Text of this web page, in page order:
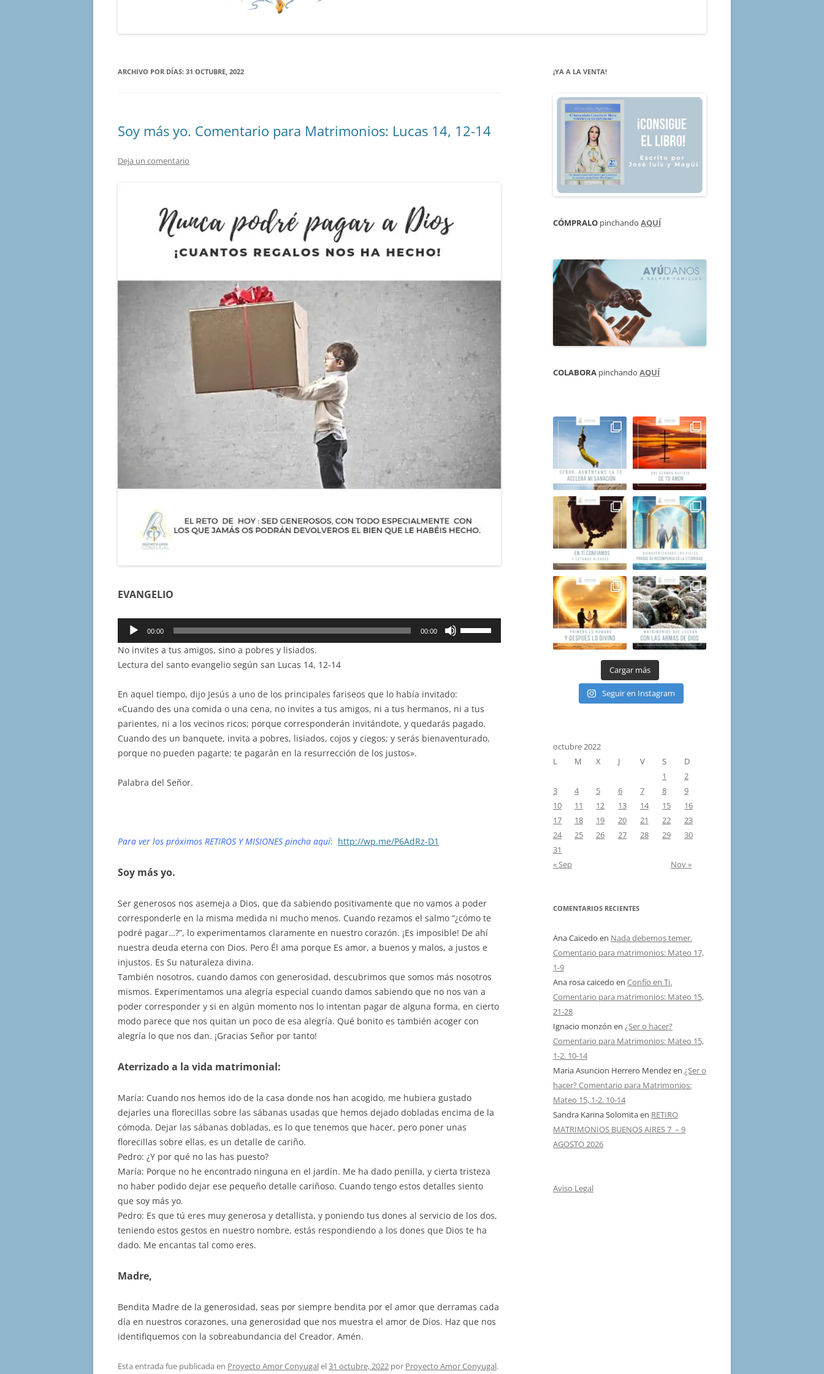
ARCHIVO POR DÍAS: 31 OCTUBRE, 2022
Soy más yo. Comentario para Matrimonios: Lucas 14, 12-14
Deja un comentario
EVANGELIO
Reproductor
audio
00:00 00:00
para
aumentar
o
No invites a tus amigos, sino a pobres y lisiados.
Lectura del santo evangelio según san Lucas 14, 12-14
En aquel tiempo, dijo Jesús a uno de los principales fariseos que lo había invitado:
«Cuando des una comida o una cena, no invites a tus amigos, ni a tus hermanos, ni a tus
parientes, ni a los vecinos ricos; porque corresponderán invitándote, y quedarás pagado.
Cuando des un banquete, invita a pobres, lisiados, cojos y ciegos; y serás bienaventurado,
porque no pueden pagarte; te pagarán en la resurrección de los justos».
Palabra del Señor.
Para ver los próximos RETIROS Y MISIONES pincha aquí: http://wp.me/P6AdRz-D1
Soy más yo.
Ser generosos nos asemeja a Dios, que da sabiendo positivamente que no vamos a poder
corresponderle en la misma medida ni mucho menos. Cuando rezamos el salmo “¿cómo te
podré pagar…?”, lo experimentamos claramente en nuestro corazón. ¡Es imposible! De ahí
nuestra deuda eterna con Dios. Pero Él ama porque Es amor, a buenos y malos, a justos e
injustos. Es Su naturaleza divina.
También nosotros, cuando damos con generosidad, descubrimos que somos más nosotros
mismos. Experimentamos una alegría especial cuando damos sabiendo que no nos van a
poder corresponder y si en algún momento nos lo intentan pagar de alguna forma, en cierto
modo parece que nos quitan un poco de esa alegría. Qué bonito es también acoger con
alegría lo que nos dan. ¡Gracias Señor por tanto!
Aterrizado a la vida matrimonial:
María: Cuando nos hemos ido de la casa donde nos han acogido, me hubiera gustado
dejarles una florecillas sobre las sábanas usadas que hemos dejado dobladas encima de la
cómoda. Dejar las sábanas dobladas, es lo que tenemos que hacer, pero poner unas
florecillas sobre ellas, es un detalle de cariño.
Pedro: ¿Y por qué no las has puesto?
María: Porque no he encontrado ninguna en el jardín. Me ha dado penilla, y cierta tristeza
no haber podido dejar ese pequeño detalle cariñoso. Cuando tengo estos detalles siento
que soy más yo.
Pedro: Es que tú eres muy generosa y detallista, y poniendo tus dones al servicio de los dos,
teniendo estos gestos en nuestro nombre, estás respondiendo a los dones que Dios te ha
dado. Me encantas tal como eres.
Madre,
Bendita Madre de la generosidad, seas por siempre bendita por el amor que derramas cada
día en nuestros corazones, una generosidad que nos muestra el amor de Dios. Haz que nos
identifiquemos con la sobreabundancia del Creador. Amén.
Esta entrada fue publicada en Proyecto Amor Conyugalel31 octubre, 2022 por Proyecto Amor Conyugal.
¡YA A LA VENTA!
CÓMPRALO pinchando AQUÍ
COLABORA pinchando AQUÍ
Cargar más
Seguir en Instagram
octubre 2022
L
M X J V S
D
1
2
3
4 5 6 7 8
9
10
11 12 13 14 15
16
17
18 19 20 21 22
23
24
25 26 27 28 29
30
31
« Sep
Nov »
COMENTARIOS RECIENTES
Ana Caicedo en Nada debemos temer.
Comentario para matrimonios: Mateo 17,
1-9
Ana rosa caicedo en Confío en Ti.
Comentario para matrimonios: Mateo 15,
21-28
Ignacio monzón en ¿Ser o hacer?
Comentario para Matrimonios: Mateo 15,
1-2. 10-14
Maria Asuncion Herrero Mendezen ¿Ser o
hacer? Comentario para Matrimonios:
Mateo 15, 1-2. 10-14
Sandra Karina Solomitaen RETIRO
MATRIMONIOS BUENOS AIRES 7 – 9
AGOSTO 2026
Aviso Legal